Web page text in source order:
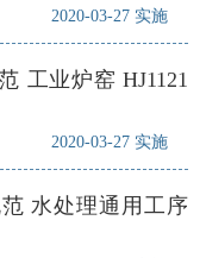
2020-03-27 实施
工业炉窑 HJ1121
2020-03-27 实施
水处理通用工序